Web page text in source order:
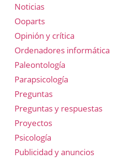
Noticias
Ooparts
Opinión y crítica
Ordenadores informática
Paleontología
Parapsicología
Preguntas
Preguntas y respuestas
Proyectos
Psicología
Publicidad y anuncios